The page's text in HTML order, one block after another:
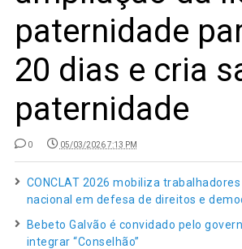
paternidade
20 dias e cria
paternidade
0 05/03/2026 7:13 PM
CONCLAT 2026 mobiliza
nacional em defesa de direitos e
Bebeto Galvão é convidado pelo
integrar “Conselhão”